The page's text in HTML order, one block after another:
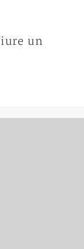
un